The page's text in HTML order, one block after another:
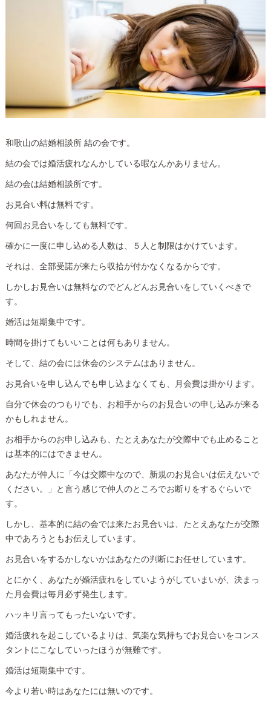
和歌山の結婚相談所 結の会です。
結の会では婚活疲れなんかしている暇なんかありません。
結の会は結婚相談所です。
お見合い料は無料です。
何回お見合いをしても無料です。
確かに一度に申し込める人数は、５人と制限はかけています。
それは、全部受諾が来たら収拾が付かなくなるからです。
しかしお見合いは無料なのでどんどんお見合いをしていくべきで
す。
婚活は短期集中です。
時間を掛けてもいいことは何もありません。
そして、結の会には休会のシステムはありません。
お見合いを申し込んでも申し込まなくても、月会費は掛かります。
自分で休会のつもりでも、お相手からのお見合いの申し込みが来る
かもしれません。
お相手からのお申し込みも、たとえあなたが交際中でも止めること
は基本的にはできません。
あなたが仲人に「今は交際中なので、新規のお見合いは伝えないで
ください。」と言う感じで仲人のところでお断りをするぐらいで
す。
しかし、基本的に結の会では来たお見合いは、たとえあなたが交際
中であろうともお伝えしています。
お見合いをするかしないかはあなたの判断にお任せしています。
とにかく、あなたが婚活疲れをしていようがしていまいが、決まっ
た月会費は毎月必ず発生します。
ハッキリ言ってもったいないです。
婚活疲れを起こしているよりは、気楽な気持ちでお見合いをコンス
タントにこなしていったほうが無難です。
婚活は短期集中です。
今より若い時はあなたには無いのです。